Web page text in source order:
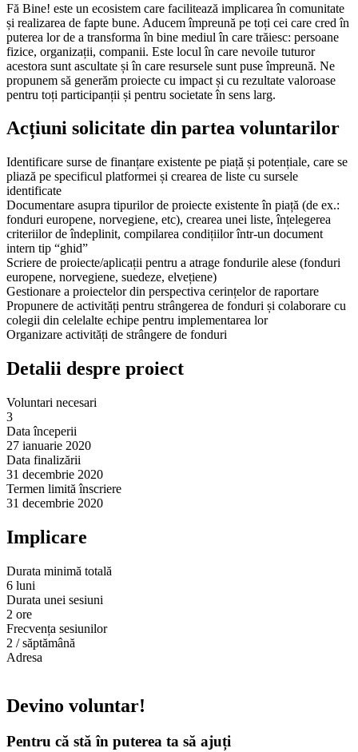
Fă Bine! este un ecosistem care facilitează implicarea în comunitate
și realizarea de fapte bune. Aducem împreună pe toți cei care cred în
puterea lor de a transforma în bine mediul în care trăiesc: persoane
fizice, organizații, companii. Este locul în care nevoile tuturor
acestora sunt ascultate și în care resursele sunt puse împreună. Ne
propunem să generăm proiecte cu impact și cu rezultate valoroase
pentru toți participanții și pentru societate în sens larg.
Acțiuni solicitate din partea voluntarilor
Identificare surse de finanțare existente pe piață și potențiale, care se
pliază pe specificul platformei și crearea de liste cu sursele
identificate
Documentare asupra tipurilor de proiecte existente în piață (de ex.:
fonduri europene, norvegiene, etc), crearea unei liste, înțelegerea
criteriilor de îndeplinit, compilarea condițiilor într-un document
intern tip “ghid”
Scriere de proiecte/aplicații pentru a atrage fondurile alese (fonduri
europene, norvegiene, suedeze, elvețiene)
Gestionare a proiectelor din perspectiva cerințelor de raportare
Propunere de activități pentru strângerea de fonduri și colaborare cu
colegii din celelalte echipe pentru implementarea lor
Organizare activități de strângere de fonduri
Detalii despre proiect
Voluntari necesari
3
Data începerii
27 ianuarie 2020
Data finalizării
31 decembrie 2020
Termen limită înscriere
31 decembrie 2020
Implicare
Durata minimă totală
6 luni
Durata unei sesiuni
2 ore
Frecvența sesiunilor
2 / săptămână
Adresa
Devino voluntar!
Pentru că stă în puterea ta să ajuți